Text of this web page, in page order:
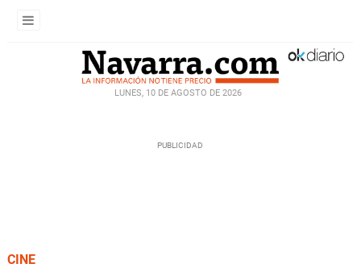
LUNES, 10 DE AGOSTO DE 2026
CINE